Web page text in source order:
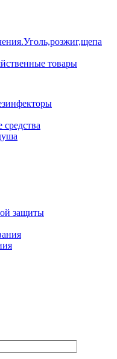
Уголь,розжиг,щепа
товары
защиты